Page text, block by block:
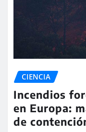
CIENCIA
Incendios
en Europa:
de